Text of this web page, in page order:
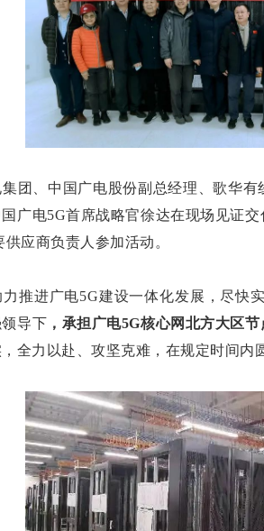
、中国广电股份副总经理、歌华有
广电5G首席战略官徐达在现场见证
应商负责人参加活动。
进广电5G建设一体化发展，尽快实
导下 ，承担广电5G核心网北方大区
全力以赴、攻坚克难，在规定时间内